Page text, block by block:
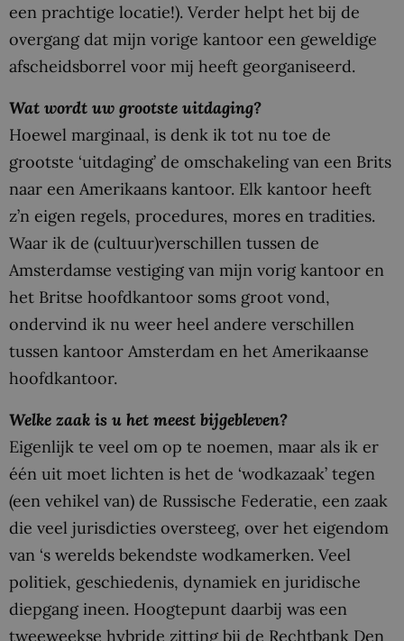
een prachtige locatie!). Verder helpt het bij de
overgang dat mijn vorige kantoor een geweldige
afscheidsborrel voor mij heeft georganiseerd.
Wat wordt uw grootste uitdaging?
Hoewel marginaal, is denk ik tot nu toe de
grootste ‘uitdaging’ de omschakeling van een Brits
naar een Amerikaans kantoor. Elk kantoor heeft
z’n eigen regels, procedures, mores en tradities.
Waar ik de (cultuur)verschillen tussen de
Amsterdamse vestiging van mijn vorig kantoor en
het Britse hoofdkantoor soms groot vond,
ondervind ik nu weer heel andere verschillen
tussen kantoor Amsterdam en het Amerikaanse
hoofdkantoor.
Welke zaak is u het meest bijgebleven?
Eigenlijk te veel om op te noemen, maar als ik er
één uit moet lichten is het de ‘wodkazaak’ tegen
(een vehikel van) de Russische Federatie, een zaak
die veel jurisdicties oversteeg, over het eigendom
van ‘s werelds bekendste wodkamerken. Veel
politiek, geschiedenis, dynamiek en juridische
diepgang ineen. Hoogtepunt daarbij was een
tweeweekse hybride zitting bij de Rechtbank Den